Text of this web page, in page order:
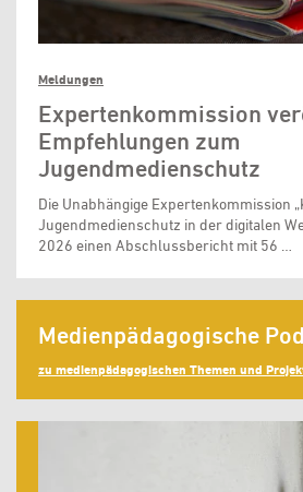
Meldungen
Expertenkommission
Empfehlungen zum
Jugendmedienschutz
Die Unabhängige Expertenkommission
Jugendmedienschutz in der digitalen
2026 einen Abschlussbericht mit 56 …
Medienpädagogische
zu medienpädagogischen Themen und